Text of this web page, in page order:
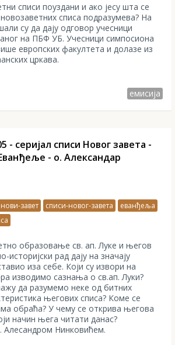
списи поуздани и ако јесу шта се
списа подразумева? На
су да дају одговор учесници
на ПБФ УБ. Учесници симпосиона
европских факултета и долазе из
цркава.
емисија
- серијал списи Новог завета -
- о. Александар
нови-завет списи-новог-завета
еванђеља
образовање св. ап. Луке и његов
историјски рад дају на значају
иза себе. Који су извори на
изводимо сазнања о св.ап. Луки?
да разумемо неке од битних
његових списа? Коме се
обраћа? У чему се открива његова
начин њега читати данас?
Алесандром Нинковићем.